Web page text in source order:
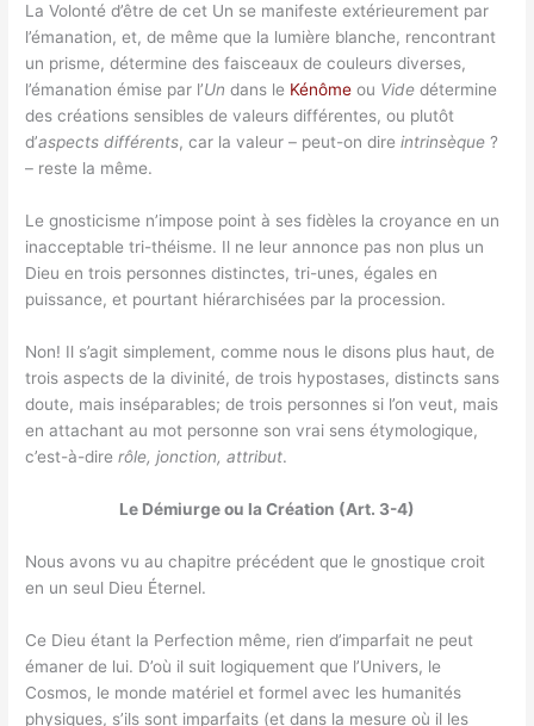
La Volonté d’être de cet Un se manifeste extérieurement par
l’émanation, et, de même que la lumière blanche, rencontrant
un prisme, détermine des faisceaux de couleurs diverses,
l’émanation émise par l’Un dans le Kénôme ou Vide détermine
des créations sensibles de valeurs différentes, ou plutôt
d’aspects différents, car la valeur – peut-on direintrinsèque ?
– reste la même.
Le gnosticisme n’impose point à ses fidèles la croyance en un
inacceptable tri-théisme. Il ne leur annonce pas non plus un
Dieu en trois personnes distinctes, tri-unes, égales en
puissance, et pourtant hiérarchisées par la procession.
Non! Il s’agit simplement, comme nous le disons plus haut, de
trois aspects de la divinité, de trois hypostases, distincts sans
doute, mais inséparables; de trois personnes si l’on veut, mais
en attachant au mot personne son vrai sens étymologique,
c’est-à-direrôle, jonction, attribut.
Le Démiurge ou la Création (Art. 3-4)
Nous avons vu au chapitre précédent que le gnostique croit
en un seul Dieu Éternel.
Ce Dieu étant la Perfection même, rien d’imparfait ne peut
émaner de lui. D’où il suit logiquement que l’Univers, le
Cosmos, le monde matériel et formel avec les humanités
physiques, s’ils sont imparfaits (et dans la mesure où il les